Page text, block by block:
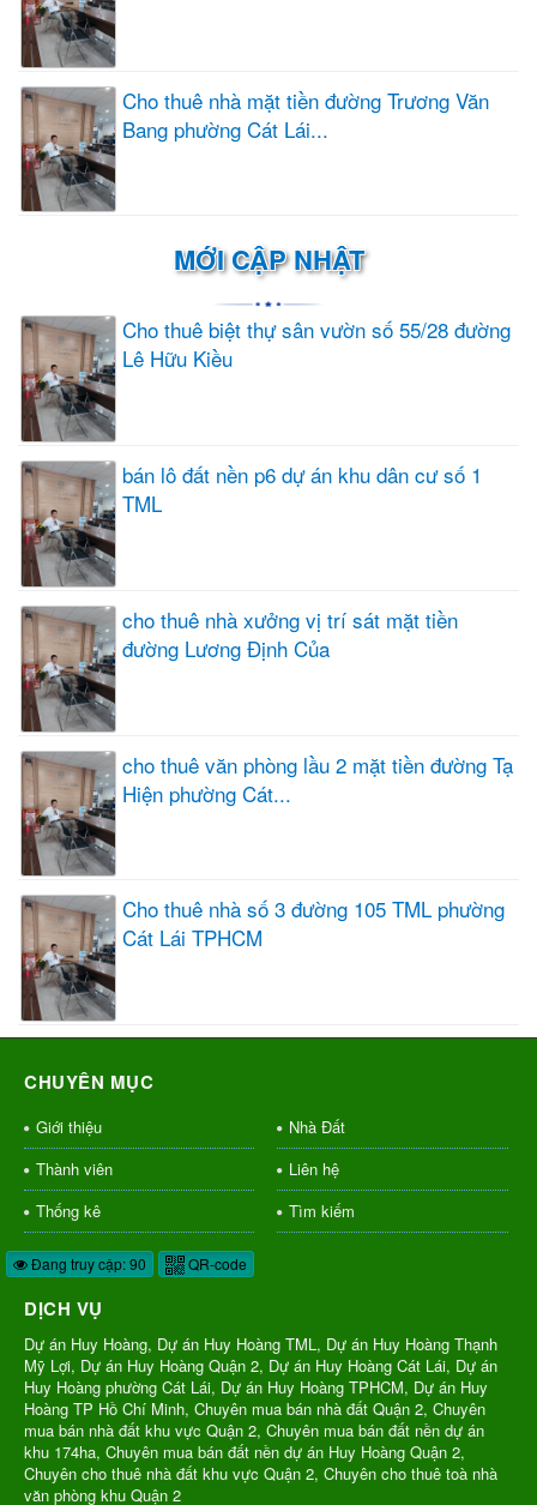
Cho thuê nhà mặt tiền đường Trương Văn
Bang phường Cát Lái...
MỚI CẬP NHẬT
Cho thuê biệt thự sân vườn số 55/28 đường
Lê Hữu Kiều
bán lô đất nền p6 dự án khu dân cư số 1
TML
cho thuê nhà xưởng vị trí sát mặt tiền
đường Lương Định Của
cho thuê văn phòng lầu 2 mặt tiền đường Tạ
Hiện phường Cát...
Cho thuê nhà số 3 đường 105 TML phường
Cát Lái TPHCM
CHUYÊN MỤC
Giới thiệu
Nhà Đất
Thành viên
Liên hệ
Thống kê
Tìm kiếm
Đang truy cập: 90 QR-code
DỊCH VỤ
Dự án Huy Hoàng, Dự án Huy Hoàng TML, Dự án Huy Hoàng Thạnh
Mỹ Lợi, Dự án Huy Hoàng Quận 2, Dự án Huy Hoàng Cát Lái, Dự án
Huy Hoàng phường Cát Lái, Dự án Huy Hoàng TPHCM, Dự án Huy
Hoàng TP Hồ Chí Minh, Chuyên mua bán nhà đất Quận 2, Chuyên
mua bán nhà đất khu vực Quận 2, Chuyên mua bán đất nền dự án
khu 174ha, Chuyên mua bán đất nền dự án Huy Hoàng Quận 2,
Chuyên cho thuê nhà đất khu vực Quận 2, Chuyên cho thuê toà nhà
văn phòng khu Quận 2